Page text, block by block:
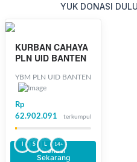
YUK DONASI
KURBAN CAHAYA
PLN UID BANTEN
YBM PLN UID BANTEN
Rp
62.902.091
terkumpul
S L 14+
Donasi
Sekarang